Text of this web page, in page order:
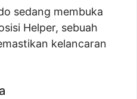
sedang membuka
Helper, sebuah
kelancaran